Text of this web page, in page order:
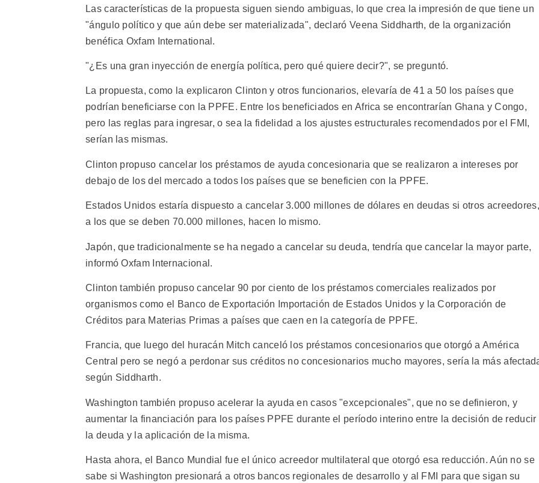
Las características de la propuesta siguen siendo ambiguas, lo que crea la impresión de que tiene un
"ángulo político y que aún debe ser materializada", declaró Veena Siddharth, de la organización
benéfica Oxfam International.
"¿Es una gran inyección de energía política, pero qué quiere decir?", se preguntó.
La propuesta, como la explicaron Clinton y otros funcionarios, elevaría de 41 a 50 los países que
podrían beneficiarse con la PPFE. Entre los beneficiados en Africa se encontrarían Ghana y Congo,
pero las reglas para ingresar, o sea la fidelidad a los ajustes estructurales recomendados por el FMI,
serían las mismas.
Clinton propuso cancelar los préstamos de ayuda concesionaria que se realizaron a intereses por
debajo de los del mercado a todos los países que se beneficien con la PPFE.
Estados Unidos estaría dispuesto a cancelar 3.000 millones de dólares en deudas si otros acreedores,
a los que se deben 70.000 millones, hacen lo mismo.
Japón, que tradicionalmente se ha negado a cancelar su deuda, tendría que cancelar la mayor parte,
informó Oxfam Internacional.
Clinton también propuso cancelar 90 por ciento de los préstamos comerciales realizados por
organismos como el Banco de Exportación Importación de Estados Unidos y la Corporación de
Créditos para Materias Primas a países que caen en la categoría de PPFE.
Francia, que luego del huracán Mitch canceló los préstamos concesionarios que otorgó a América
Central pero se negó a perdonar sus créditos no concesionarios mucho mayores, sería la más
según Siddharth.
Washington también propuso acelerar la ayuda en casos "excepcionales", que no se definieron, y
aumentar la financiación para los países PPFE durante el período interino entre la decisión de reducir
la deuda y la aplicación de la misma.
Hasta ahora, el Banco Mundial fue el único acreedor multilateral que otorgó esa reducción. Aún no se
sabe si Washington presionará a otros bancos regionales de desarrollo y al FMI para que sigan su